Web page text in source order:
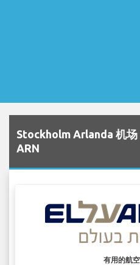
Stockholm Arlanda 机场
ARN
有用的航